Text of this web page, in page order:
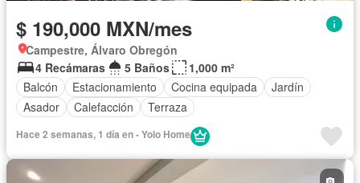
$ 190,000 MXN/mes
Campestre, Álvaro Obregón
4 Recámaras
5 Baños
1,000 m²
Balcón
Estacionamiento Cocina equipada
Jardín
Asador
Calefacción Terraza
Hace 2 semanas, 1 día en - Yolo Home